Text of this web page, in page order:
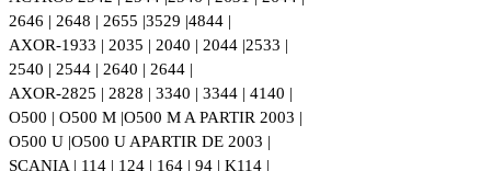
2646 | 2648 | 2655 |3529 |4844 |
AXOR-1933 | 2035 | 2040 | 2044 |2533 |
2540 | 2544 | 2640 | 2644 |
AXOR-2825 | 2828 | 3340 | 3344 | 4140 |
O500 | O500 M |O500 M A PARTIR 2003 |
O500 U |O500 U APARTIR DE 2003 |
SCANIA | 114 | 124 | 164 | 94 | K114 |